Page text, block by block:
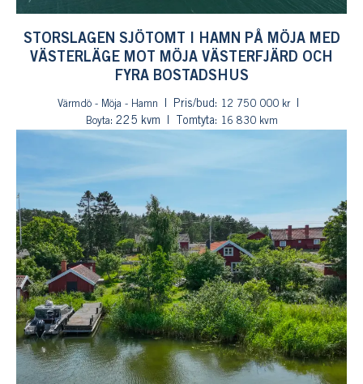
STORSLAGEN SJÖTOMT I HAMN PÅ MÖJA MED
VÄSTERLÄGE MOT MÖJA VÄSTERFJÄRD OCH
FYRA BOSTADSHUS
Värmdö - Möja - Hamn Pris/bud:
12 750 000 kr
Boyta: 225 kvm Tomtyta: 16 830 kvm